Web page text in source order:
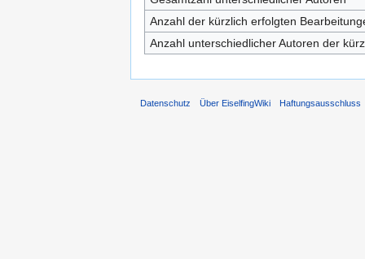
Anzahl der kürzlich erfolgten
Anzahl unterschiedlicher Autoren der
Datenschutz Über EiselfingWiki Haftungsausschluss